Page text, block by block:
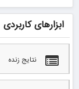
ابزارهای کاربردی
نتایج زنده